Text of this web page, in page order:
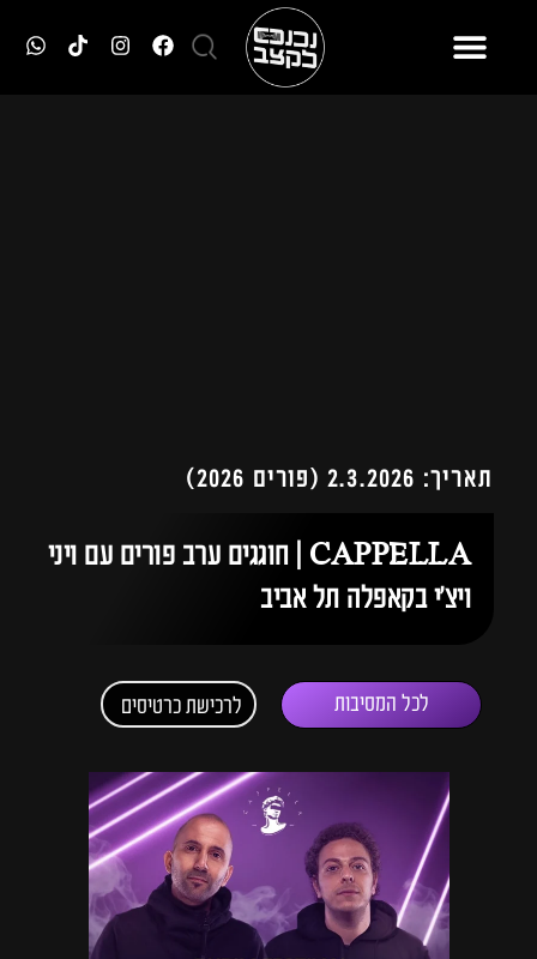
תאריך: 2.3.2026 (פורים 2026)
CAPPELLA | חוגגים ערב פורים עם ויני
ויצ'י בקאפלה תל אביב
לכל המסיבות לרכישת כרטיסים